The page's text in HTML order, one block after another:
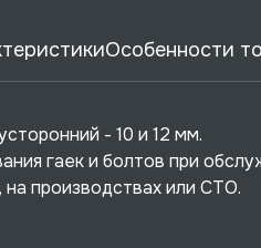
Особенности
- 10 и 12 мм.
гаек и болтов при
производствах или СТО.